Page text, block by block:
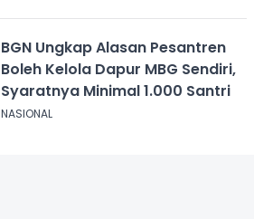
BGN Ungkap Alasan Pesantren
Boleh Kelola Dapur MBG Sendiri,
Syaratnya Minimal 1.000 Santri
NASIONAL